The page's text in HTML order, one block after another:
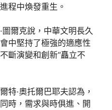
程中煥發重生。
爾克說，中華文明長久
中堅持了極強的適應性
斷演變和創新“矗立不
特·奧托爾巴耶夫認為，
時，需求與時俱進、開